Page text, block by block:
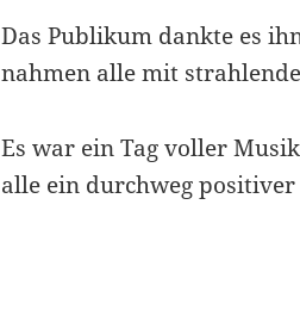
Das Publikum dankte es
nahmen alle mit
Es war ein Tag voller
alle ein durchweg positiver